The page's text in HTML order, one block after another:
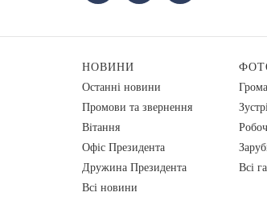
НОВИНИ
Останні новини
Промови та звернення
Вiтання
Офіс Президента
Дружина Президента
Всі новини
Всі